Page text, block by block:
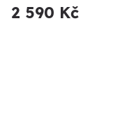
2 590 Kč